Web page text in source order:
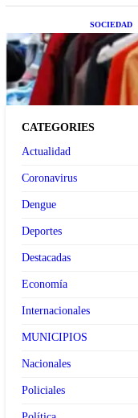
SOCIEDAD
Las
CATEGORIES
Actualidad
Coronavirus
Dengue
Deportes
Destacadas
Economía
Internacionales
MUNICIPIOS
Nacionales
Policiales